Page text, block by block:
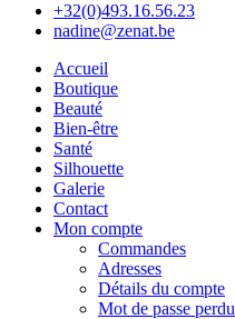
+32(0)493.16.56.23
nadine@zenat.be
Accueil
Boutique
Beauté
Bien-être
Santé
Silhouette
Galerie
Contact
Mon compte
Commandes
Adresses
Détails du compte
Mot de passe perdu